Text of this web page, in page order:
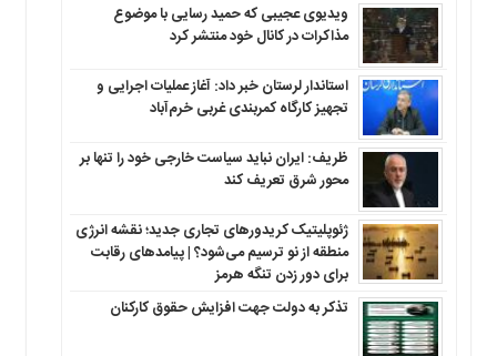
ویدیوی عجیبی که حمید رسایی با موضوع
مذاکرات در کانال خود منتشر کرد
استاندار لرستان خبر داد: آغاز عملیات اجرایی و
تجهیز کارگاه کمربندی غربی خرم‌آباد
ظریف: ایران نباید سیاست خارجی خود را تنها بر
محور شرق تعریف کند
ژئوپلیتیک کریدورهای تجاری جدید؛ نقشه انرژی
منطقه‌ از نو ترسیم می‌شود؟ | پیامدهای رقابت
برای دور زدن تنگه هرمز
تذکر به دولت جهت افزایش حقوق کارکنان ‌